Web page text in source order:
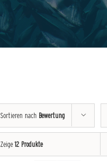
Sortieren nach Bewertung
Zeige 12 Produkte